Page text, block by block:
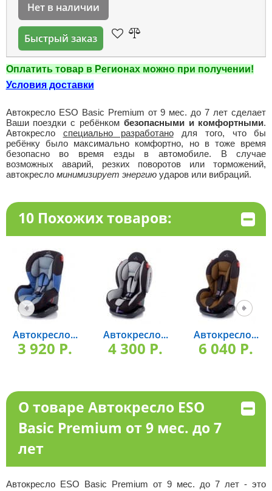
Нет в наличии
Быстрый заказ
Оплатить товар в Регионах можно при получении!
Условия доставки
Автокресло ESO Basic Premium от 9 мес. до 7 лет сделает
Ваши поездки с ребёнком безопасными и комфортными.
Автокресло специально разработанодля того, что бы
ребёнку было максимально комфортно, но в тоже время
безопасно во время езды в автомобиле. В случае
возможных аварий, резких поворотов или торможений,
автокресло минимизирует энергиюударов или вибраций.
10 Похожих товаров:
Автокресло...
3 920 P.
Автокресло...
4 300 P.
Автокресло...
6 040 P.
О товаре Автокресло ESO
Basic Premium от 9 мес. до 7
лет
Автокресло ESO Basic Premium от 9 мес. до 7 лет - это